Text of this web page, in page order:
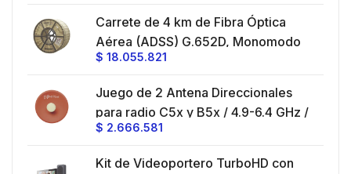
Montaje y jumpers incluidos.
Carrete de 4 km de Fibra Óptica
Aérea (ADSS) G.652D, Monomodo
de 24 Hilos, Exterior, Span 200,
$ 18.055.821
Juego de 2 Antena Direccionales
para radio C5x y B5x / 4.9-6.4 GHz /
Ganancia 27 dBi / Montaje incluido.
$ 2.666.581
Kit de Videoportero TurboHD con